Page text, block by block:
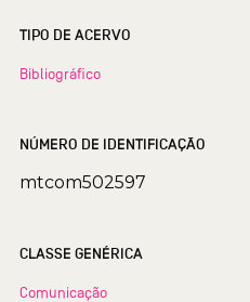
TIPO DE ACERVO
Bibliográfico
NÚMERO DE IDENTIFICAÇÃO
mtcom502597
CLASSE GENÉRICA
Comunicação